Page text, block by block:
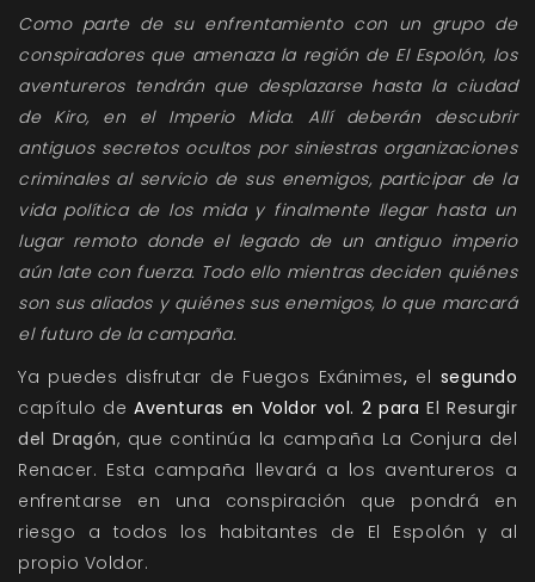
Como parte de su enfrentamiento con un grupo de
conspiradores que amenaza la región de El Espolón, los
aventureros tendrán que desplazarse hasta la ciudad
de Kiro, en el Imperio Mida. Allí deberán descubrir
antiguos secretos ocultos por siniestras organizaciones
criminales al servicio de sus enemigos, participar de la
vida política de los mida y finalmente llegar hasta un
lugar remoto donde el legado de un antiguo imperio
aún late con fuerza. Todo ello mientras deciden quiénes
son sus aliados y quiénes sus enemigos, lo que marcará
el futuro de la campaña.
Ya puedes disfrutar de Fuegos Exánimes, el segundo
capítulo de Aventuras en Voldor vol. 2 para El Resurgir
del Dragón, que continúa la campaña La Conjura del
Renacer. Esta campaña llevará a los aventureros a
enfrentarse en una conspiración que pondrá en
riesgo a todos los habitantes de El Espolón y al
propio Voldor.